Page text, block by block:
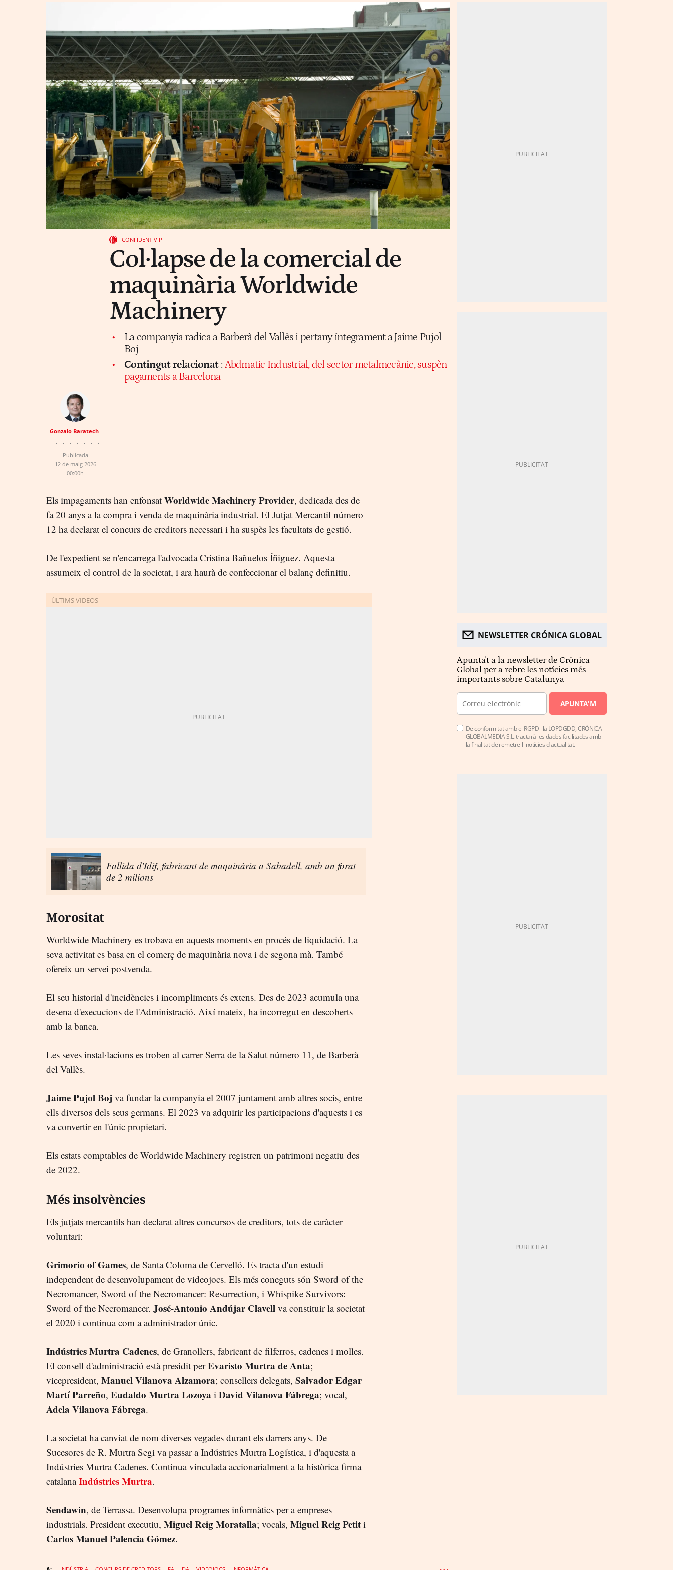
CONFIDENT VIP
Col·lapse de la comercial de
maquinària Worldwide
Machinery
La companyia radica a Barberà del Vallès i pertany íntegrament a Jaime Pujol
Boj
Contingut relacionat : Abdmatic Industrial, del sector metalmecànic, suspèn
pagaments a Barcelona
Gonzalo Baratech
Publicada
12 de maig 2026
00:00h
Els impagaments han enfonsat Worldwide Machinery Provider, dedicada des de
fa 20 anys a la compra i venda de maquinària industrial. El Jutjat Mercantil número
12 ha declarat el concurs de creditors necessari i ha suspès les facultats de gestió.
De l'expedient se n'encarrega l'advocada Cristina Bañuelos Íñiguez. Aquesta
assumeix el control de la societat, i ara haurà de confeccionar el balanç definitiu.
Fallida d'Idif, fabricant de maquinària a Sabadell, amb un forat
de 2 milions
Morositat
Worldwide Machinery es trobava en aquests moments en procés de liquidació. La
seva activitat es basa en el comerç de maquinària nova i de segona mà. També
ofereix un servei postvenda.
El seu historial d'incidències i incompliments és extens. Des de 2023 acumula una
desena d'execucions de l'Administració. Així mateix, ha incorregut en descoberts
amb la banca.
Les seves instal·lacions es troben al carrer Serra de la Salut número 11, de Barberà
del Vallès.
Jaime Pujol Boj va fundar la companyia el 2007 juntament amb altres socis, entre
ells diversos dels seus germans. El 2023 va adquirir les participacions d'aquests i es
va convertir en l'únic propietari.
Els estats comptables de Worldwide Machinery registren un patrimoni negatiu des
de 2022.
Més insolvències
Els jutjats mercantils han declarat altres concursos de creditors, tots de caràcter
voluntari:
Grimorio of Games, de Santa Coloma de Cervelló. Es tracta d'un estudi
independent de desenvolupament de videojocs. Els més coneguts són Sword of the
Necromancer, Sword of the Necromancer: Resurrection, i Whispike Survivors:
Sword of the Necromancer. José-Antonio Andújar Clavell va constituir la societat
el 2020 i continua com a administrador únic.
Indústries Murtra Cadenes, de Granollers, fabricant de filferros, cadenes i molles.
El consell d'administració està presidit perEvaristo Murtra de Anta;
vicepresident, Manuel Vilanova Alzamora; consellers delegats, Salvador Edgar
Martí Parreño, Eudaldo Murtra Lozoya i David Vilanova Fábrega; vocal,
Adela Vilanova Fábrega.
La societat ha canviat de nom diverses vegades durant els darrers anys. De
Sucesores de R. Murtra Segi va passar a Indústries Murtra Logística, i d'aquesta a
Indústries Murtra Cadenes. Continua vinculada accionarialment a la històrica firma
catalanaIndústries Murtra.
Sendawin, de Terrassa. Desenvolupa programes informàtics per a empreses
industrials. President executiu, Miguel Reig Moratalla; vocals, Miguel Reig Petit i
CarlosManuel Palencia Gómez.
NEWSLETTER CRÓNICA GLOBAL
Apunta't a la newsletter de Crònica
Global per a rebre les notícies més
importants sobre Catalunya
APUNTA'M
De conformitat amb el RGPD i la LOPDGDD, CRÒNICA
GLOBALMEDIA S.L. tractarà les dades facilitades amb
la finalitat de remetre-li notícies d'actualitat.